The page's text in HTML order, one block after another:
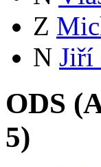
Z
N Jiří
ODS (
5)